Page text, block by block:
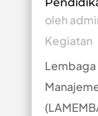
oleh
Kegiatan